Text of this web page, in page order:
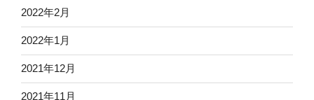
2022年2月
2022年1月
2021年12月
2021年11月